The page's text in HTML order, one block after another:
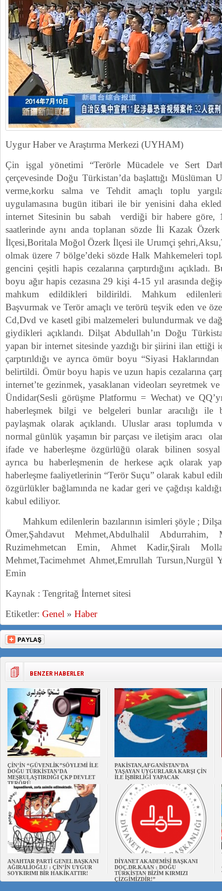
Uygur Haber ve Araştırma Merkezi (UYHAM)
Çin işgal yönetimi “Terörle Mücadele ve Sert
çerçevesinde Doğu Türkistan’da başlattığı Müslüman
verme,korku salma ve Tehdit amaçlı toplu
uygulamasına bugün itibari ile bir yenisini daha
internet Sitesinin bu sabah verdiği bir habere göre,
saatlerinde aynı anda toplanan sözde İli Kazak
İlçesi,Boritala Moğol Özerk İlçesi ile Urumçi
olmak üzere 7 bölge’deki sözde Halk Mahkemeleri
gencini çeşitli hapis cezalarına çarptırdığını
boyu ağır hapis cezasına 29 kişi 4-15 yıl arasında
mahkum edildikleri bildirildi. Mahkum
Başvurmak ve Terör amaçlı ve terörü teşvik eden ve
Cd,Dvd ve kasetl gibi malzemeleri bulundurmak ve
giydikleri açıklandı. Dilşat Abdullah’ın Doğu
yapan bir internet sitesinde yazdığı bir şiirini ilan ettiği
çarptırıldığı ve ayrıca ömür boyu “Siyasi
belirtildi. Ömür boyu hapis ve uzun hapis cezalarına
internet’te gezinmek, yasaklanan videoları seyretmek
Ündidar(Sesli görüşme Platformu = Wechat) ve
haberleşmek bilgi ve belgeleri bunlar aracılığı
paylaşmak olarak açıklandı. Uluslar arası toplumda
normal günlük yaşamın bir parçası ve iletişim aracı
ifade ve haberleşme özgürlüğü olarak bilinen sosyal
ayrıca bu haberleşmenin de herkese açık olarak
haberleşme faaliyetlerinin “Terör Suçu” olarak kabul
özgürlükler bağlamında ne kadar geri ve çağdışı
kabul ediliyor.
Mahkum edilenlerin bazılarının isimleri şöyle ;
Ömer,Şahdavut Mehmet,Abdulhalil
Ruzimehmetcan Emin, Ahmet Kadir,Şiralı
Mehmet,Tacimehmet Ahmet,Emrullah Tursun,Nurgül
Emin
Kaynak : Tengritağ İnternet sitesi
Etiketler: Genel » Haber
BENZER HABERLER
ÇİN’İN “GÜVENLİK”SÖYLEMİ İLE
DOĞU TÜRKİSTAN’DA
MEŞRULAŞTIRDIĞI ÇKP DEVLET
TERÖRÜ
PAKİSTAN,AFGANİSTAN’DA
YAŞAYAN UYGURLARA KARŞI ÇİN
İLE İŞBİRLİĞİ YAPACAK
ANAHTAR PARTİ GENEL BAŞKANI
AĞIRALİOĞLU : ÇİN’İN UYGUR
SOYKIRIMI BİR HAKİKATTIR!
DİYANET AKADEMİSİ BAŞKANI
DOÇ.DR.KAAN : DOĞU
TÜRKİSTAN BİZİM KIRMIZI
ÇİZGİMİZDİR!”